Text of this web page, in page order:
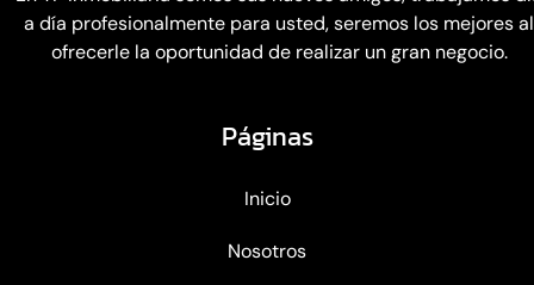
a día profesionalmente para usted, seremos los mejores al
ofrecerle la oportunidad de realizar un gran negocio.
Páginas
Inicio
Nosotros